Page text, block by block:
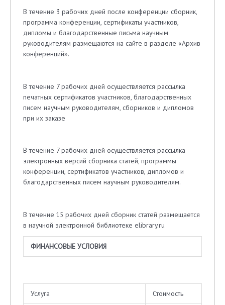
В течение 3 рабочих дней после конференции сборник,
программа конференции, сертификаты участников,
дипломы и благодарственные письма научным
руководителям размещаются на сайте в разделе «Архив
конференций».
В течение 7 рабочих дней осуществляется рассылка
печатных сертификатов участников, благодарственных
писем научным руководителям, сборников и дипломов
при их заказе
В течение 7 рабочих дней осуществляется рассылка
электронных версий сборника статей, программы
конференции, сертификатов участников, дипломов и
благодарственных писем научным руководителям.
В течение 15 рабочих дней сборник статей размещается
в научной электронной библиотеке elibrary.ru
ФИНАНСОВЫЕ УСЛОВИЯ
Услуга Стоимость